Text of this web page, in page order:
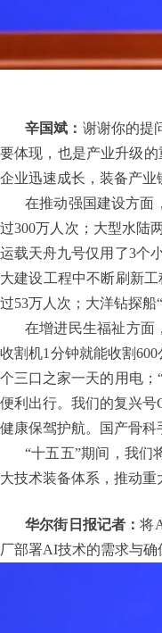
辛国斌： 谢谢你的提
要体现，也是产业升级
企业迅速成长，装备产
在推动强国建设方面
过300万人次；大型水陆
运载天舟九号仅用了3个
大建设工程中不断刷新
过53万人次；大洋钻探
在增进民生福祉方面
收割机1分钟就能收割
个三口之家一天的用电；
便利出行。我们的复兴号
健康保驾护航。国产骨
“十五五”期间，我们
大技术装备体系，推动
华尔街日报记者：将
厂部署AI技术的需求与